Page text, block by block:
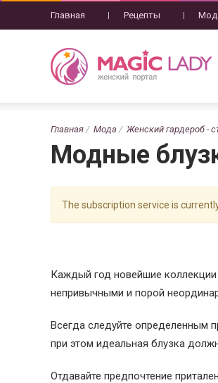
Главная Рецепты
Главная Мода Женский гардероб -
Модные
The subscription service is
Каждый год новейшие
непривычными и порой
Всегда следуйте определенным
при этом идеальная блузка
Отдавайте предпочтение